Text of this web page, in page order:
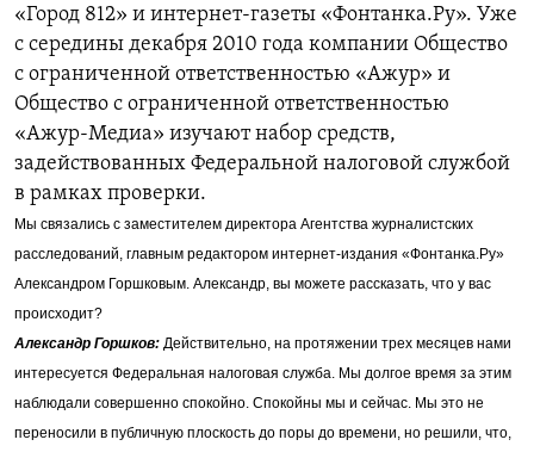
«Город 812» и интернет-газеты «Фонтанка.Ру». Уже
с середины декабря 2010 года компании Общество
с ограниченной ответственностью «Ажур» и
Общество с ограниченной ответственностью
«Ажур-Медиа» изучают набор средств,
задействованных Федеральной налоговой службой
в рамках проверки.
Мы связались с заместителем директора Агентства журналистских
расследований, главным редактором интернет-издания «Фонтанка.Ру»
Александром Горшковым. Александр, вы можете рассказать, что у вас
происходит?
Александр Горшков: Действительно, на протяжении трех месяцев нами
интересуется Федеральная налоговая служба. Мы долгое время за этим
наблюдали совершенно спокойно. Спокойны мы и сейчас. Мы это не
переносили в публичную плоскость до поры до времени, но решили, что,